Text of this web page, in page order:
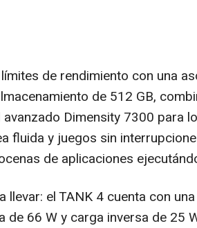
de rendimiento con una
de 512 GB,
Dimensity 7300 para
fluida y juegos sin
de aplicaciones
llevar: el TANK 4 cuenta con
de 66 W y carga inversa de 25